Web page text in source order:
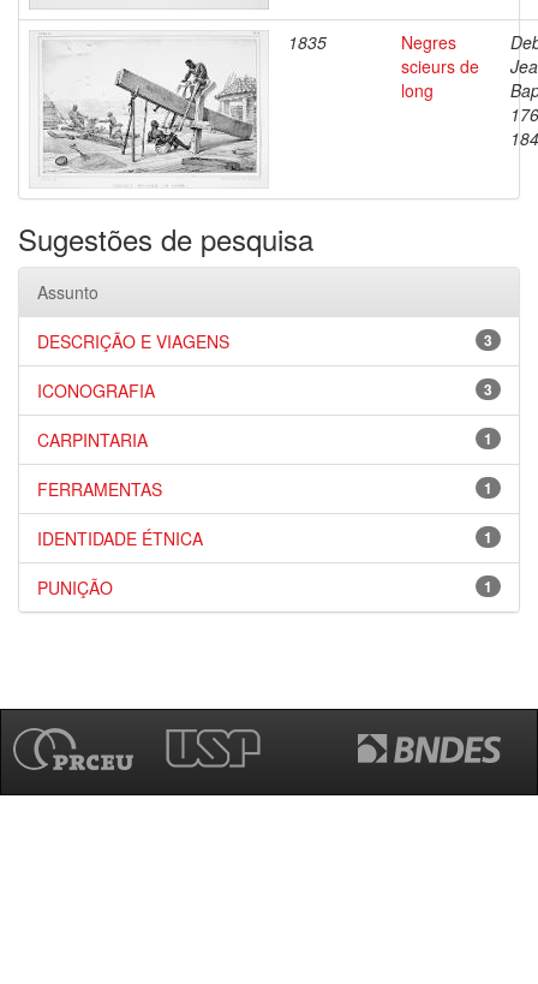
1835
Negres
scieurs de
long
Sugestões de pesquisa
Assunto
3
DESCRIÇÃO E VIAGENS
3
ICONOGRAFIA
1
CARPINTARIA
1
FERRAMENTAS
1
IDENTIDADE ÉTNICA
1
PUNIÇÃO